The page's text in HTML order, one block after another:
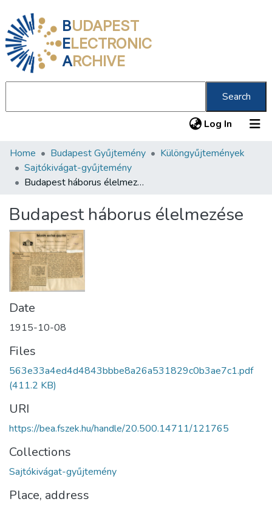
BUDAPEST
ELECTRONIC
ARCHIVE
Search
Log In (current)
Communities & Collections
All of DSpace
About us
Home Budapest Gyűjtemény
Különgyűjtemények
Sajtókivágat-gyűjtemény
Budapest háborus élelmezése
Budapest háborus élelmezése
Date
1915-10-08
Files
563e33a4ed4d4843bbbe8a26a531829c0b3ae7c1.pdf
(411.2 KB)
URI
https://bea.fszek.hu/handle/20.500.14711/121765
Collections
Sajtókivágat-gyűjtemény
Place, address